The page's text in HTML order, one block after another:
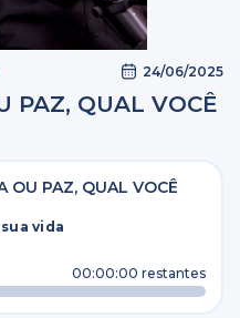
24/06/2025
PAZ, QUAL VOCÊ
OU PAZ, QUAL VOCÊ
vida
00:00:00 restantes